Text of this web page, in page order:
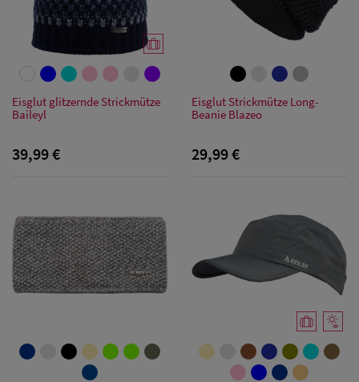
Herren Caps
Baseball Cpas
Eisglut glitzernde Strickmütze
Baileyl
39,99 €
Eisglut Strickmütze Long-
Beanie Blazeo
29,99 €